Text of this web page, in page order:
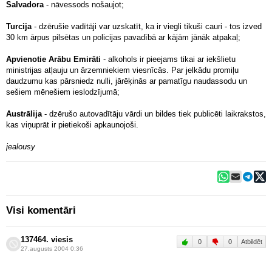
Salvadora- nāvessods nošaujot;
Turcija- dzērušie vadītāji var uzskatīt, ka ir viegli tikuši cauri - tos izved
30 km ārpus pilsētas un policijas pavadībā ar kājām jānāk atpakaļ;
Apvienotie Arābu Emirāti - alkohols ir pieejams tikai ar iekšlietu
ministrijas atļauju un ārzemniekiem viesnīcās. Par jelkādu promiļu
daudzumu kas pārsniedz nulli, jārēķinās ar pamatīgu naudassodu un
sešiem mēnešiem ieslodzījumā;
Austrālija- dzērušo autovadītāju vārdi un bildes tiek publicēti laikrakstos,
kas viņuprāt ir pietiekoši apkaunojoši.
jealousy
Visi komentāri
137464. viesis
27.augusts 2004 0:36
0 0 Atbildēt